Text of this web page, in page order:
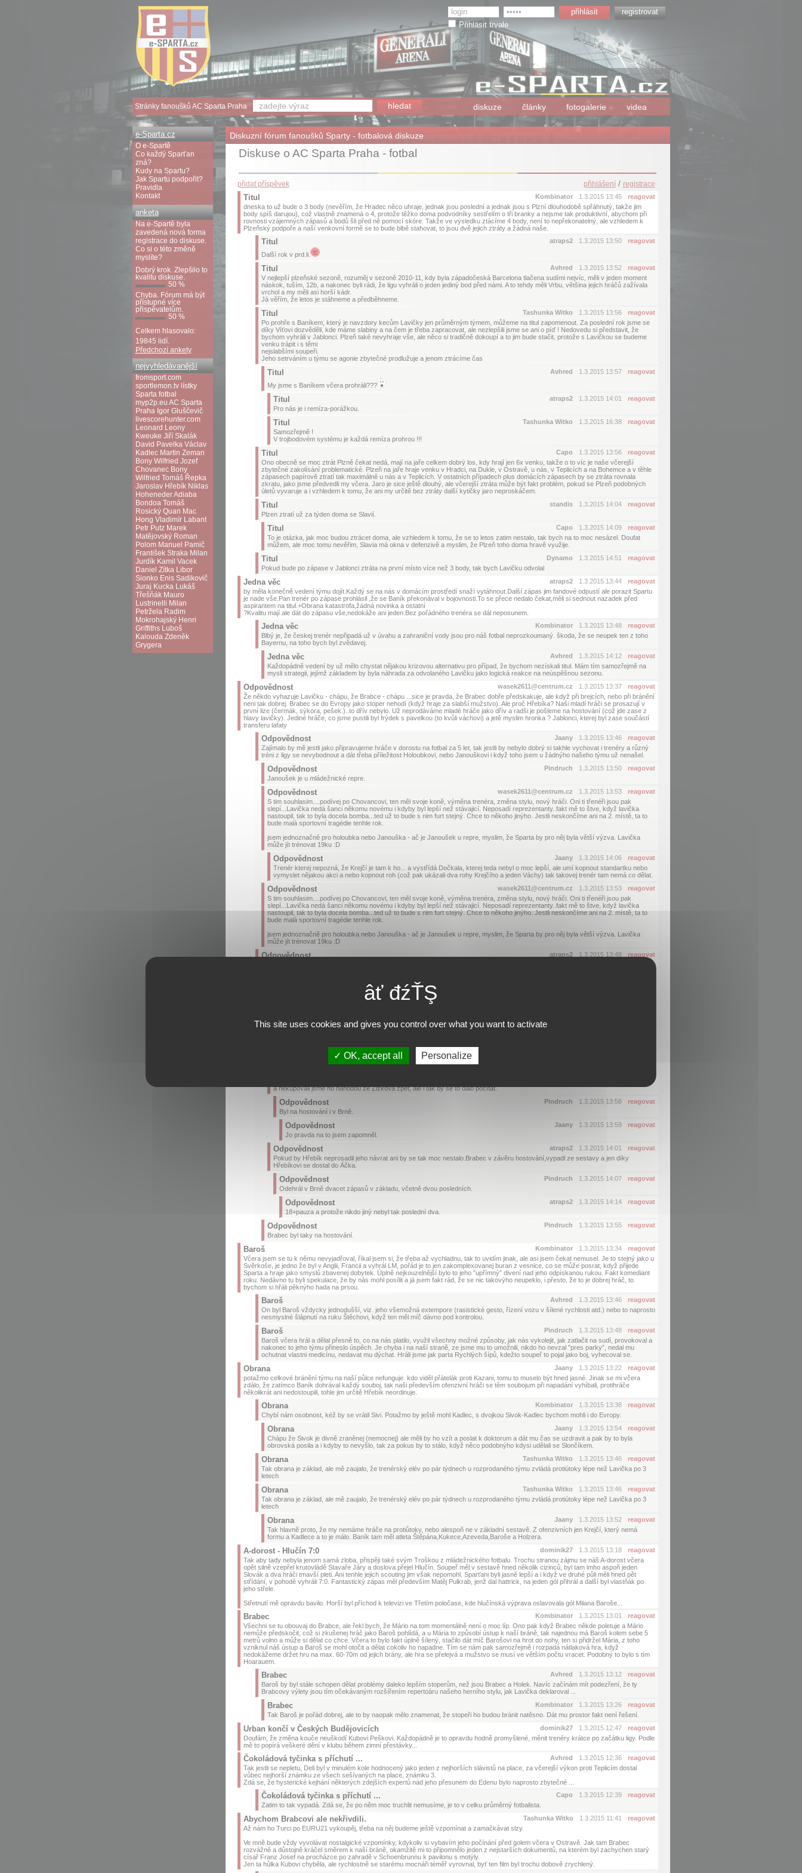
Diskuzní fórum fanoušků Sparty - fotbalová diskuze
Diskuse o AC Sparta Praha - fotbal
přihlášení/ registrace
přidat příspěvek
Titul Kombinator 1.3.2015 13:45
reagovat
dneska to už bude o 3 body (nevěřím, že Hradec něco uhraje, jednak jsou poslední a jednak jsou s Plzní dlouhodobě spřáhnutý, takže jim
body spíš darujou), což vlastně znamená o 4, protože těžko doma podvodníky sestřelím o tři branky a nejsme tak produktivní, abychom při
rovnosti vzájemných zápasů a bodů šli před ně pomocí skóre. Takže ve výsledku ztácíme 4 body, není to nepřekonatelný, ale vzhledem k
Plzeňský podpoře a naší venkovní formě se to bude blbě stahovat, to jsou dvě jejich ztráty a žádná naše.
Titul atraps2 1.3.2015 13:50
reagovat
Další rok v prd.li.
Titul Avhred 1.3.2015 13:52
reagovat
V nejlepší plzeňské sezoně, rozuměj v sezoně 2010-11, kdy byla západočeská Barcelona tlačena sudími nejvíc, měli v jeden moment
náskok, tuším, 12b, a nakonec byli rádi, že ligu vyhráli o jeden jediný bod před námi. A to tehdy měli Vrbu, většina jejich hráčů zažívala
vrchol a my měli asi horší kádr.
Já věřím, že letos je stáhneme a předběhneme.
Titul Tashunka Witko 1.3.2015 13:56
reagovat
Po prohře s Baníkem, který je navzdory kecům Lavičky jen průměrným týmem, můžeme na titul zapomenout. Za poslední rok jsme se
díky Víťovi dozvěděli, kde máme slabiny a na čem je třeba zapracovat, ale nezlepšili jsme se ani o píď ! Nedovedu si představit, že
bychom vyhráli v Jablonci. Plzeň také nevyhraje vše, ale něco si tradičně dokoupí a to jim bude stačit, protože s Lavičkou se budeme
venku trápit i s těmi
nejslabšími soupeři.
Jeho setrváním u týmu se agonie zbytečné prodlužuje a jenom ztrácíme čas
Titul Avhred 1.3.2015 13:57
reagovat
My jsme s Baníkem včera prohráli???
Titul atraps2 1.3.2015 14:01
reagovat
Pro nás je i remíza-porážkou.
Titul Tashunka Witko 1.3.2015 16:38
reagovat
Samozřejmě !
V trojbodovém systému je každá remíza prohrou !!!
Titul Capo 1.3.2015 13:56
reagovat
Ono obecně se moc ztrát Plzně čekat nedá, mají na jaře celkem dobrý los, kdy hrají jen 6x venku, takže o to víc je naše včerejší
zbytečné zakolísání problematické. Plzeň na jaře hraje venku v Hradci, na Dukle, v Ostravě, u nás, v Teplicích a na Bohemce a v těhle
zápasech papírově ztratí tak maximálně u nás a v Teplicích. V ostatních případech plus domácích zápasech by se ztráta rovnala
zkratu, jako jsme předvedli my včera. Jaro je sice ještě dlouhý, ale včerejší ztráta může být fakt problém, pokud se Plzeň podobných
úletů vyvaruje a i vzhledem k tomu, že ani my určitě bez ztráty další kytičky jaro neproskáčem.
Titul standis 1.3.2015 14:04
reagovat
Plzen ztratí už za týden doma se Slavií.
Titul Capo 1.3.2015 14:09
reagovat
To je otázka, jak moc budou ztrácet doma, ale vzhledem k tomu, že se to letos zatim nestalo, tak bych na to moc nesázel. Doufat
můžem, ale moc tomu nevěřim, Slavia má okna v defenzivě a myslim, že Plzeň toho doma hravě využije.
Titul Dynamo 1.3.2015 14:51
reagovat
Pokud bude po zápase v Jablonci ztráta na první místo více než 3 body, tak bych Lavičku odvolal
Jedna věc atraps2 1.3.2015 13:44
reagovat
by měla konečně vedení týmu dojít.Každý se na nás v domácím prostředí snaží vytáhnout.Další zápas jim fandové odpustí ale porazit Spartu
je nade vše.Pan trenér po zápase prohlásil ,že se Baník překonával v bojovnosti.To se přece nedalo čekat,měli si sednout nazadek před
aspirantem na titul.+Obrana katastrofa,žádná novinka a ostatní
?Kvalitu mají ale dát do zápasu vše,nedokáže ani jeden.Bez pořádného trenéra se dál neposunem.
Jedna věc Kombinator 1.3.2015 13:48
reagovat
Blbý je, že českej trenér nepřipadá už v úvahu a zahraniční vody jsou pro náš fotbal neprozkoumaný. škoda, že se neupek ten z toho
Bayernu, na toho bych byl zvědavej.
Jedna věc Avhred 1.3.2015 14:12
reagovat
Každopádně vedení by už mělo chystat nějakou krizovou alternativu pro případ, že bychom nezískali titul. Mám tím samozřejmě na
mysli strategii, jejímž základem by byla náhrada za odvolaného Lavičku jako logická reakce na neúspěšnou sezonu.
Odpovědnost wasek2611@centrum.cz 1.3.2015 13:37
reagovat
Že někdo vyhazuje Lavičku - chápu, že Brabce - chápu ...sice je pravda, že Brabec dobře předskakuje, ale když při brejcích, nebo při bránění
neni tak dobrej. Brabec se do Evropy jako stoper nehodí (když hraje za slabší mužstvo). Ale proč Hřebíka? Naši mladí hráči se prosazují v
první lize (čermák, sýkora, pešek.)..to dřív nebylo. Už neprodáváme mladé hráče jako dřív a radši je pošleme na hostování (což jde zase z
hlavy lavičky). Jediné hráče, co jsme pustili byl frýdek s pavelkou (to kvůli váchovi) a jetě myslim hronka ? Jablonci, kterej byl zase součástí
transferu lafaty
Odpovědnost Jaany 1.3.2015 13:46
reagovat
Zajímalo by mě jestli jako připravujeme hráče v dorostu na fotbal za 5 let, tak jestli by nebylo dobrý si takhle vychovat i trenéry a různý
tréni z ligy se nevybodnout a dát třeba příležitost Holoubkovi, nebo Janouškovi i když toho jsem u žádnýho našeho týmu už nenašel.
Odpovědnost Pindruch 1.3.2015 13:50
reagovat
Janoušek je u mládežnické repre.
Odpovědnost wasek2611@centrum.cz 1.3.2015 13:53
reagovat
S tim souhlasim....podívej po Chovancovi, ten měl svoje koně, výměna trenéra, změna stylu, nový hráči. Oni ti třenéři jsou pak
slepí...Lavička nedá šanci někomu novému i kdyby byl lepší než stávajicí. Neposadí reprezentanty..fakt mě to štve, když lavička
nastoupil, tak to byla docela bomba...ted už to bude s nim furt stejný. Chce to někoho jinýho. Jestli neskončíme ani na 2. místě, ta to
bude malá sportovní tragédie tenhle rok.
jsem jednoznačně pro holoubka nebo Janouška - ač je Janoušek u repre, myslim, že Sparta by pro něj byla větší výzva. Lavička
může jít trénovat 19ku :D
Odpovědnost Jaany 1.3.2015 14:06
reagovat
Trenér kterej nepozná, že Krejčí je tam k ho... a vystřídá Dočkala, kterej teda nebyl o moc lepší, ale umí kopnout standartku nebo
vymyslet nějakou akci a nebo kopnout roh (což pak ukázali dva rohy Krejčího a jeden Váchy) tak takovej trenér tam nemá co dělat.
Odpovědnost wasek2611@centrum.cz 1.3.2015 13:53
reagovat
S tim souhlasim....podívej po Chovancovi, ten měl svoje koně, výměna trenéra, změna stylu, nový hráči. Oni ti třenéři jsou pak
slepí...Lavička nedá šanci někomu novému i kdyby byl lepší než stávajicí. Neposadí reprezentanty..fakt mě to štve, když lavička
nastoupil, tak to byla docela bomba...ted už to bude s nim furt stejný. Chce to někoho jinýho. Jestli neskončíme ani na 2. místě, ta to
bude malá sportovní tragédie tenhle rok.
jsem jednoznačně pro holoubka nebo Janouška - ač je Janoušek u repre, myslim, že Sparta by pro něj byla větší výzva. Lavička
může jít trénovat 19ku :D
Odpovědnost atraps2 1.3.2015 13:48
reagovat
Kadeřábek. Jenže to chce trenéra který je zná, jak píšu výš třeba toho Holoubka ten je zná všechny, tak proč ne on?
a nekupovali jsme ho náhodou ze Žižkova zpět, ale i tak by se to dalo počítat.
Odpovědnost Pindruch 1.3.2015 13:58
reagovat
Byl na hostování i v Brně.
Odpovědnost Jaany 1.3.2015 13:59
reagovat
Jo pravda na to jsem zapomněl.
Odpovědnost atraps2 1.3.2015 14:01
reagovat
Pokud by Hřebík neprosadil jeho návrat ani by se tak moc nestalo.Brabec v závěru hostování,vypadl ze sestavy a jen díky
Hřebíkovi se dostal do Áčka.
Odpovědnost Pindruch 1.3.2015 14:07
reagovat
Odehrál v Brně dvacet zápasů v základu, včetně dvou posledních.
Odpovědnost atraps2 1.3.2015 14:14
reagovat
18+pauza a protože nikdo jiný nebyl tak poslední dva.
Odpovědnost Pindruch 1.3.2015 13:55
reagovat
Brabec byl taky na hostování.
Baroš Kombinator 1.3.2015 13:34
reagovat
Včera jsem se tu k němu nevyjadřoval, říkal jsem si, že třeba až vychladnu, tak to uvidím jinak, ale asi jsem čekat nemusel. Je to stejný jako u
Svěrkoše, je jedno že byl v Anglii, Francii a vyhrál LM, pořád je to jen zakomplexovanej buran z vesnice, co se může posrat, když přijede
Sparta a hraje jako smyslů zbavenej dobytek. Úplně nejkouzelnější bylo to jeho ”upřímný” divení nad jeho odpískanou rukou. Fakt komediant
roku. Nedávno tu byli spekulace, že by nás mohl posílit a já jsem fakt rád, že se nic takovýho neupeklo, i přesto, že to je dobrej hráč, to
bychom si hřáli pěknýho hada na prsou.
Baroš Avhred 1.3.2015 13:46
reagovat
On byl Baroš vždycky jednodušší, viz. jeho všemožná extempore (rasistické gesto, řízení vozu v šílené rychlosti atd.) nebo to naprosto
nesmyslné šlápnutí na ruku Štěchovi, když ten měl míč dávno pod kontrolou.
Baroš Pindruch 1.3.2015 13:48
reagovat
Baroš včera hrál a dělal přesně to, co na nás platilo, využil všechny možné způsoby, jak nás vykolejit, jak zatlačit na sudí, provokoval a
nakonec to jeho týmu přineslo úspěch. Je chyba i na naší straně, ze jsme mu to umožnili, nikdo ho nevzal ”pres parky”, nedal mu
ochutnat vlastni medicínu, nedavat mu dýchat. Hráli jsme jak parta Rychlých šípů, kdežto soupeř to pojal jako boj, vyhecoval se.
Obrana Jaany 1.3.2015 13:22
reagovat
potažmo celkové bránění týmu na naší půlce nefunguje. kdo viděl přátelák proti Kazani, tomu to muselo být hned jasné. Jinak se mi včera
zdálo, že zatímco Baník dohrával každý souboj, tak naši především ofenzivní hráči se těm soubojum při napadání vyhíbali, protihráče
několikrát ani nedostoupili, tohle jim určitě Hřebík neordinuje.
Obrana Kombinator 1.3.2015 13:38
reagovat
Chybí nám osobnost, kéž by se vrátil Sivi. Potažmo by ještě mohl Kadlec, s dvojkou Sivok-Kadlec bychom mohli i do Evropy.
Obrana Jaany 1.3.2015 13:54
reagovat
Chápu že Sivok je divně zraněnej (nemocnej) ale měli by ho vzít a poslat k doktorum a dát mu čas se uzdravit a pak by to byla
obrovská posila a i kdyby to nevyšlo, tak za pokus by to stálo, když něco podobnýho kdysi udělali se Slončíkem.
Obrana Tashunka Witko 1.3.2015 13:46
reagovat
Tak obrana je základ, ale mě zaujalo, že trenérský elév po pár týdnech u rozprodaného týmu zvládá protiútoky lépe než Lavička po 3
letech
Obrana Tashunka Witko 1.3.2015 13:46
reagovat
Tak obrana je základ, ale mě zaujalo, že trenérský elév po pár týdnech u rozprodaného týmu zvládá protiútoky lépe než Lavička po 3
letech
Obrana Jaany 1.3.2015 13:52
reagovat
Tak hlavně proto, že my nemáme hráče na protiůtoky, nebo alespoň ne v základní sestavě. Z ofenzivních jen Krejčí, který nemá
formu a Kadlece a to je málo. Baník tam měl atleta Štěpána,Kukece,Azeveda,Baroše a Holzera.
A-dorost - Hlučín 7:0 dominik27 1.3.2015 13:18
reagovat
Tak aby tady nebyla jenom samá zloba, přispěji také svým Troškou z mládežnického fotbalu. Trochu stranou zájmu se náš A-dorost včera
opět silně vzepřel krutovládě Stavaře Járy a doslova přejel Hlučín. Soupeř měl v sestavě hned několik cizinců, byl tam imho aspoň jeden
Slovák a dva hráči tmavší pleti. Ani tenhle jejich scouting jim však nepomohl. Sparťani byli jasně lepší a i když ve druhé půli měli hned pět
střídání, v pohodě vyhráli 7:0. Fantastický zápas měl především Matěj Pulkrab, jenž dal hattrick, na jeden gól přihrál a další byl vlastňák po
jeho střele.
Střetnutí mě opravdu bavilo. Horší byl příchod k televizi ve Třetím poločase, kde hlučínská výprava oslavovala gól Milana Baroše...
Brabec Kombinator 1.3.2015 13:01
reagovat
Všechni se tu obouvaj do Brabce, ale řekl bych, že Mário na tom momentálně není o moc líp. Ono pak když Brabec někde poletuje a Mário
nemůže předskočit, což si zkušenej hráč jako Baroš pohlídá, a u Mária to způsobí ústup k naší bráně, tak najednou má Baroš kolem sebe 5
metrů volno a může si dělat co chce. Včera to bylo fakt úplně šílený, stačilo dát míč Barošovi na hrot do nohy, ten si přidržel Mária, z toho
vzniknul náš ústup a Baroš se mohl otočit a dělat cokoliv ho napadne. Tím se nám pak samozřejmě i rozpadá nátlaková hra, když
nedokážeme držet hru na max. 60-70m od jejich brány, ale hra se přelejvá a mužstvo se musí ve větším počtu vracet. Podobný to bylo s tím
Hoarauem.
Brabec Avhred 1.3.2015 13:12
reagovat
Baroš by byl stále schopen dělat problémy daleko lepším stoperům, než jsou Brabec a Holek. Navíc začínám mít podezření, že ty
Brabcovy výlety jsou tím očekávaným rozšířením repertoáru našeho herního stylu, jak Lavička deklaroval ...
Brabec Kombinator 1.3.2015 13:26
reagovat
Tak Baroš je pořád dobrej, ale to by naopak mělo znamenat, že stopeři ho budou bránit natěsno. Dát mu prostor fakt není řešení.
Urban končí v Českých Budějovicích dominik27 1.3.2015 12:47
reagovat
Doufám, že změna kouče neuškodí Kubovi Peškovi. Každopádně je to opravdu hodně promyšlené, měnit trenéry krátce po začátku ligy. Podle
mě to popírá veškeré dění v klubu během zimní přestávky...
Čokoládová tyčinka s příchutí ... Avhred 1.3.2015 12:36
reagovat
Tak jestli se nepletu, Deli byl v minulém kole hodnocený jako jeden z nejhorších slávistů na place, za včerejší výkon proti Teplicím dostal
vůbec nejhorší známku ze všech sešívaných na place, známku 3.
Zdá se, že hysterické kejhání některých zdejších expertů nad jeho přesunem do Edenu bylo naprosto zbytečné ...
Čokoládová tyčinka s příchutí ... Capo 1.3.2015 12:39
reagovat
Zatim to tak vypadá. Zdá se, že po něm moc truchlit nemusíme, je to v celku průměrný fotbalista.
Abychom Brabcovi ale nekřivdili. Tashunka Witko 1.3.2015 11:41
reagovat
Až nám ho Turci po EURU21 vykoupěj, třeba na něj budeme ještě vzpomínat a zamačkávat slzy.
Ve mně bude vždy vyvolávat nostalgické vzpomínky, kdykoliv si vybavím jeho počínání před golem včera v Ostravě. Jak tam Brabec
rozvážně a důstojně kráčel směrem k naší bráně, okamžitě mi to připomnělo jeden z nejstarších dokumentů, na kterém byl zachychen starý
císař Franz Josef na procházce po zahradě v Schoenbrunnu k pavilonu s motýly.
Jen ta hůlka Kubovi chyběla, ale rychlostně se starému mocnáři téměř vyrovnal, byť ten film byl trochu dobově zrychlený.
e-Sparta.cz
O e-Spartě
Co každý Sparťan
zná?
Kudy na Spartu?
Jak Spartu podpořit?
Pravidla
Kontakt
anketa
Na e-Spartě byla
zavedená nová forma
registrace do diskuse.
Co si o této změně
myslíte?
Dobrý krok. Zlepšilo to
kvalitu diskuse.
50 %
Chyba. Fórum má být
přístupné více
přispěvatelům.
50 %
Celkem hlasovalo:
19845 lidí.
Předchozí ankety
nejvyhledávanější
fromsport.com
sportlemon.tv lístky
Sparta fotbal
myp2p.eu AC Sparta
Praha Igor Gluščevič
livescorehunter.com
Leonard Leony
Kweuke Jiří Skalák
David Pavelka Václav
Kadlec Martin Zeman
Bony Wilfried Jozef
Chovanec Bony
Wilfried Tomáš Řepka
Jaroslav Hřebík Niklas
HohenederAdiaba
Bondoa Tomáš
Rosický Quan Mac
Hong Vladimír Labant
Petr Putz Marek
Matějovský Roman
Polom Manuel Pamič
František Straka Milan
Jurdík Kamil Vacek
Daniel Zítka Libor
Sionko Enis Sadikovič
Juraj Kucka Lukáš
Třešňák Mauro
Lustrinelli Milan
Petržela Radim
Mokrohajský Henri
Griffiths Luboš
Kalouda Zdeněk
Grygera
registrovat
Přihlásit trvale
Stránky fanoušků AC Sparta Praha diskuze články fotogalerie videa
This site uses cookies and gives you control over what you want to activate
OK, accept all Personalize